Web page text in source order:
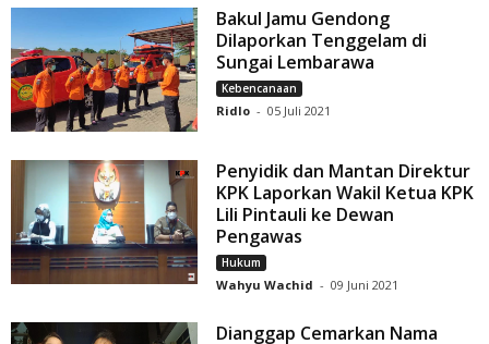
Bakul Jamu Gendong
Dilaporkan Tenggelam di
Sungai Lembarawa
Kebencanaan
Ridlo - 05 Juli 2021
Penyidik dan Mantan Direktur
KPK Laporkan Wakil Ketua KPK
Lili Pintauli ke Dewan
Pengawas
Hukum
Wahyu Wachid - 09 Juni 2021
Dianggap Cemarkan Nama